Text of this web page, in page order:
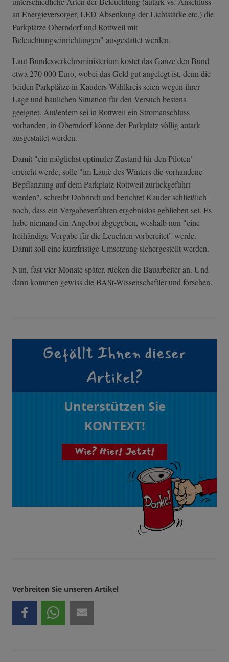
an Energieversorger, LED Absenkung der Lichtstärke etc.) die
Parkplätze Oberndorf und Rottweil mit
Beleuchtungseinrichtungen" ausgestattet werden.
Laut Bundesverkehrsministerium kostet das Ganze den Bund
etwa 270 000 Euro, wobei das Geld gut angelegt ist, denn die
beiden Parkplätze in Kauders Wahlkreis seien wegen ihrer
Lage und baulichen Situation für den Versuch bestens
geeignet. Außerdem sei in Rottweil ein Stromanschluss
vorhanden, in Oberndorf könne der Parkplatz völlig autark
ausgestattet werden.
Damit "ein möglichst optimaler Zustand für den Piloten"
erreicht werde, solle "im Laufe des Winters die vorhandene
Bepflanzung auf dem Parkplatz Rottweil zurückgeführt
werden", schreibt Dobrindt und berichtet Kauder schließlich
noch, dass ein Vergabeverfahren ergebnislos geblieben sei. Es
habe niemand ein Angebot abgegeben, weshalb nun "eine
freihändige Vergabe für die Leuchten vorbereitet" werde.
Damit soll eine kurzfristige Umsetzung sichergestellt werden.
Nun, fast vier Monate später, rücken die Bauarbeiter an. Und
dann kommen gewiss die BASt-Wissenschaftler und forschen.
Gefällt Ihnen dieser
Artikel?
Unterstützen Sie
KONTEXT!
Wie? Hier! Jetzt!
Verbreiten Sie unseren Artikel